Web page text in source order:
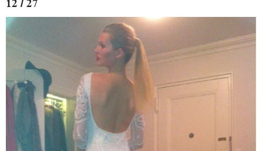
12 / 27